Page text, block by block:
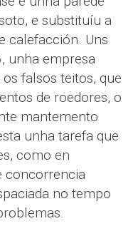
e substituíu a
calefacción. Uns
unha empresa
falsos teitos, que
de roedores, o
mantemento
unha tarefa que
como en
concorrencia
no tempo